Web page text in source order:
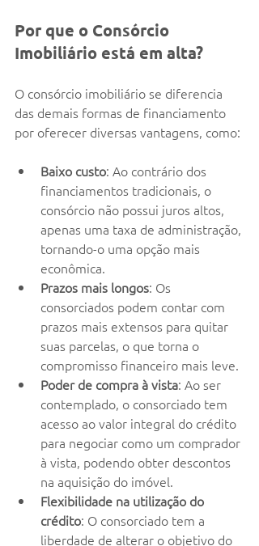
Por que o Consórcio
Imobiliário está em alta?
O consórcio imobiliário se diferencia
das demais formas de financiamento
por oferecer diversas vantagens, como:
Baixo custo: Ao contrário dos
financiamentos tradicionais, o
consórcio não possui juros altos,
apenas uma taxa de administração,
tornando-o uma opção mais
econômica.
Prazos mais longos: Os
consorciados podem contar com
prazos mais extensos para quitar
suas parcelas, o que torna o
compromisso financeiro mais leve.
Poder de compra à vista: Ao ser
contemplado, o consorciado tem
acesso ao valor integral do crédito
para negociar como um comprador
à vista, podendo obter descontos
na aquisição do imóvel.
Flexibilidade na utilização do
crédito: O consorciado tem a
liberdade de alterar o objetivo do